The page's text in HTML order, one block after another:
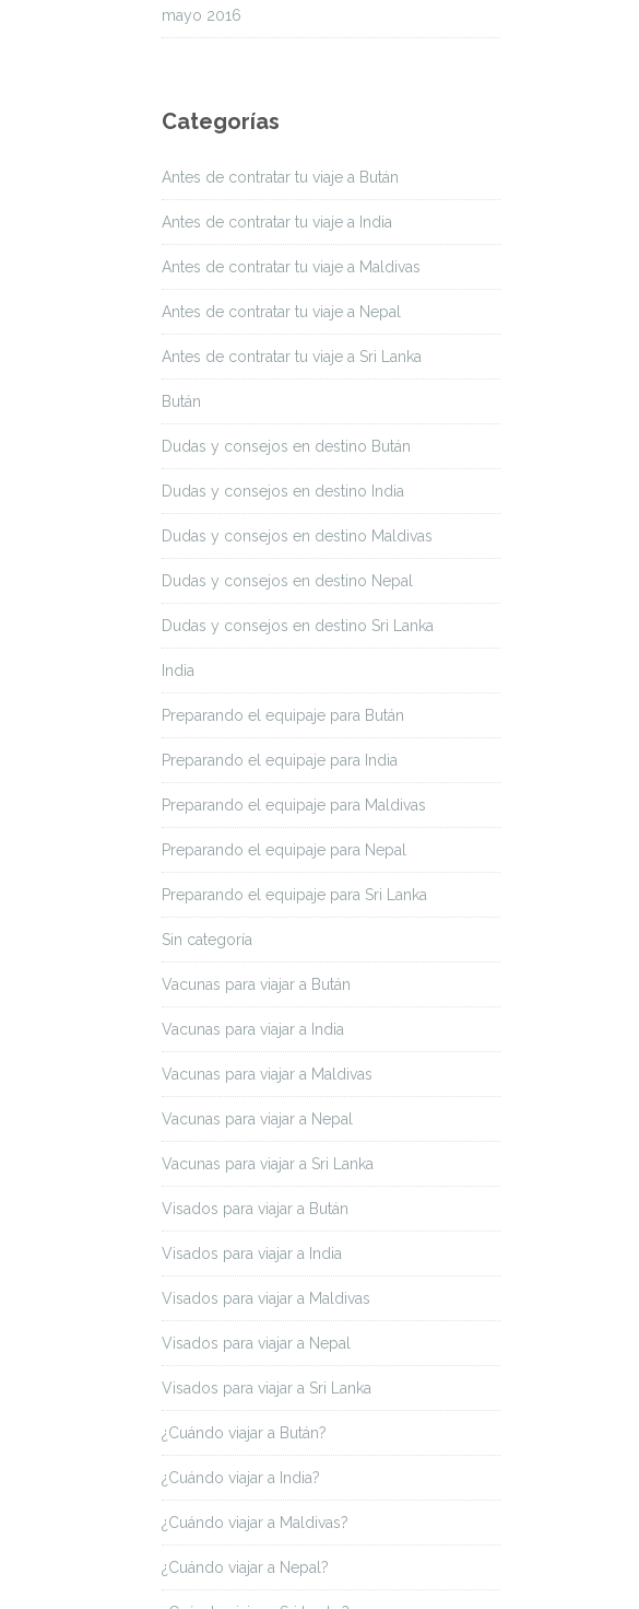
mayo 2016
Categorías
Antes de contratar tu viaje a Bután
Antes de contratar tu viaje a India
Antes de contratar tu viaje a Maldivas
Antes de contratar tu viaje a Nepal
Antes de contratar tu viaje a Sri Lanka
Bután
Dudas y consejos en destino Bután
Dudas y consejos en destino India
Dudas y consejos en destino Maldivas
Dudas y consejos en destino Nepal
Dudas y consejos en destino Sri Lanka
India
Preparando el equipaje para Bután
Preparando el equipaje para India
Preparando el equipaje para Maldivas
Preparando el equipaje para Nepal
Preparando el equipaje para Sri Lanka
Sin categoría
Vacunas para viajar a Bután
Vacunas para viajar a India
Vacunas para viajar a Maldivas
Vacunas para viajar a Nepal
Vacunas para viajar a Sri Lanka
Visados para viajar a Bután
Visados para viajar a India
Visados para viajar a Maldivas
Visados para viajar a Nepal
Visados para viajar a Sri Lanka
¿Cuándo viajar a Bután?
¿Cuándo viajar a India?
¿Cuándo viajar a Maldivas?
¿Cuándo viajar a Nepal?